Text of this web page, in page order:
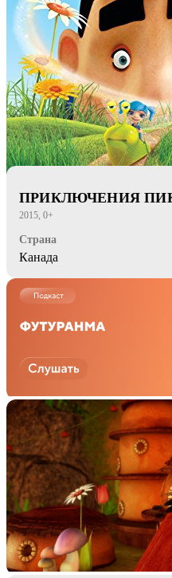
ПРИКЛЮЧЕНИЯ
2015, 0+
Страна
Канада